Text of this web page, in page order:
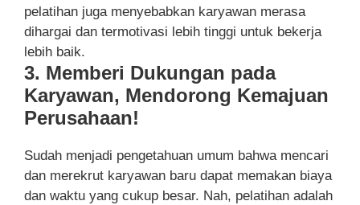
pelatihan juga menyebabkan karyawan merasa
dihargai dan termotivasi lebih tinggi untuk bekerja
lebih baik.
3. Memberi Dukungan pada
Karyawan, Mendorong Kemajuan
Perusahaan!
Sudah menjadi pengetahuan umum bahwa mencari
dan merekrut karyawan baru dapat memakan biaya
dan waktu yang cukup besar. Nah, pelatihan adalah